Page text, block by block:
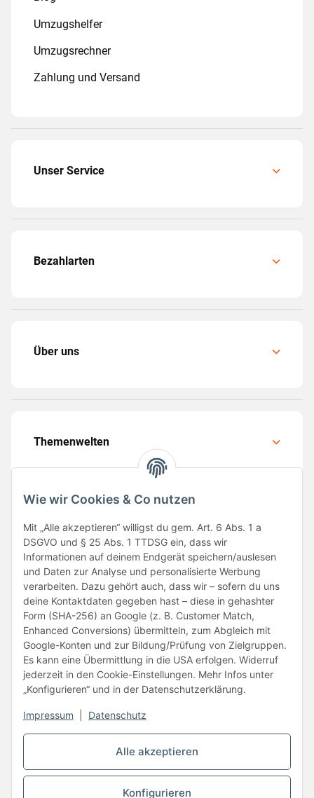
Alle akzeptieren
Konfigurieren
Wie wir Cookies & Co nutzen
Mit „Alle akzeptieren“ willigst du gem. Art. 6 Abs. 1 a
DSGVO und § 25 Abs. 1 TTDSG ein, dass wir
Informationen auf deinem Endgerät speichern/auslesen
und Daten zur Analyse und personalisierte Werbung
verarbeiten. Dazu gehört auch, dass wir – sofern du uns
deine Kontaktdaten gegeben hast – diese in gehashter
Form (SHA-256) an Google (z. B. Customer Match,
Enhanced Conversions) übermitteln, zum Abgleich mit
Google-Konten und zur Bildung/Prüfung von Zielgruppen.
Es kann eine Übermittlung in die USA erfolgen. Widerruf
jederzeit in den Cookie-Einstellungen. Mehr Infos unter
„Konfigurieren“ und in der Datenschutzerklärung.
Impressum Datenschutz
Umzugshelfer
Umzugsrechner
Zahlung und Versand
Unser Service
Bezahlarten
Über uns
Themenwelten
Folge uns
Unsere Partner